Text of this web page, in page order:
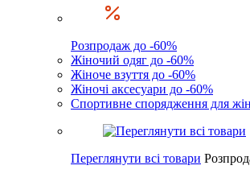
Розпродаж до -60%
Жіночий одяг до -60%
Жіноче взуття до -60%
Жіночі аксесуари до -60%
Спортивне спорядження для
Переглянути всі товари